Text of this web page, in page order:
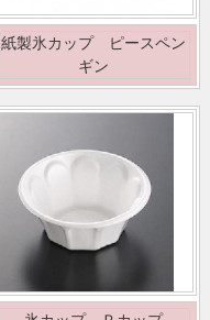
紙製氷カップ ピースペン
ギン